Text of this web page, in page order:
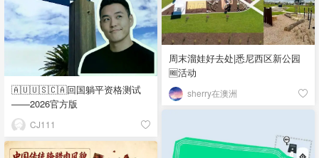
周末溜娃好去处|悉尼西区新公园
🆓活动
sherry在澳洲
🇦🇺🇺🇸🇨🇦回国躺平资格测试
——2026官方版
CJ111